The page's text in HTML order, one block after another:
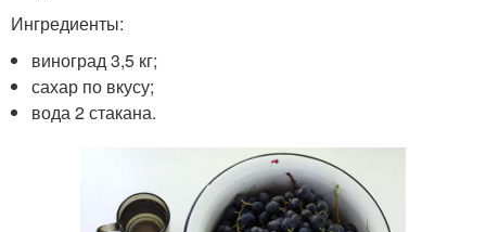
Ингредиенты:
виноград 3,5 кг;
сахар по вкусу;
вода 2 стакана.